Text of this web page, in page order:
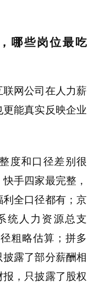
哪些岗位最吃
网公司在人力薪
能真实反映企业
度和口径差别很
手四家最完整，
全口径都有；京
统人力资源总支
粗略估算；拼多
露了部分薪酬相
，只披露了股权